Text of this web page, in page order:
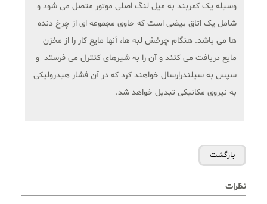
وسیله یک کمربند به میل لنگ اصلی موتور متصل می شود و
شامل یک اتاق بیضی است که حاوی مجموعه ای از چرخ دنده
ها می باشد. هنگام چرخش لبه ها، آنها مایع کار را از مخزن
مایع دریافت می کنند و آن را به شیرهای کنترل می فرستد و
سپس به سیلندرارسال خواهند کرد که در آن فشار هیدرولیکی
به نیروی مکانیکی تبدیل خواهد شد.
نظرات